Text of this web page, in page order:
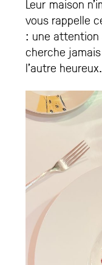
Leur maison
vous rappelle
: une
cherche
l’autre heureux.